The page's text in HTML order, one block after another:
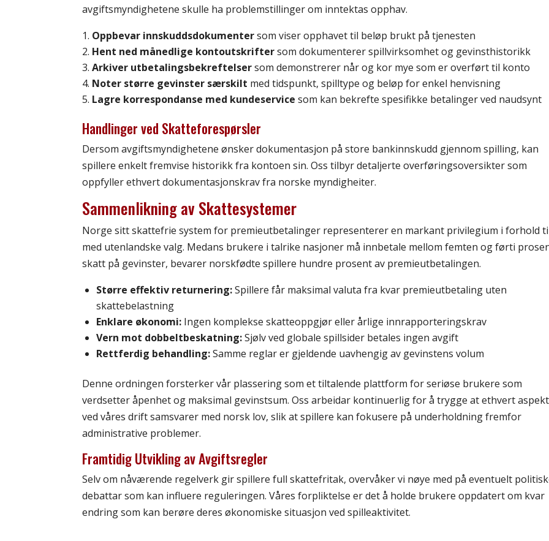
avgiftsmyndighetene skulle ha problemstillinger om inntektas opphav.
Oppbevar innskuddsdokumentersom viser opphavet til beløp brukt på tjenesten
Hent ned månedlige kontoutskriftersom dokumenterer spillvirksomhet og gevinsthistorikk
Arkiver utbetalingsbekreftelsersom demonstrerer når og kor mye som er overført til konto
Noter større gevinster særskilt med tidspunkt, spilltype og beløp for enkel henvisning
Lagre korrespondanse med kundeservice som kan bekrefte spesifikke betalinger ved naudsynt
Handlinger ved Skatteforespørsler
Dersom avgiftsmyndighetene ønsker dokumentasjon på store bankinnskudd gjennom spilling, kan
spillere enkelt fremvise historikk fra kontoen sin. Oss tilbyr detaljerte overføringsoversikter som
oppfyller ethvert dokumentasjonskrav fra norske myndigheiter.
Sammenlikning av Skattesystemer
Norge sitt skattefrie system for premieutbetalinger representerer en markant privilegium i forhold
med utenlandske valg. Medans brukere i talrike nasjoner må innbetale mellom femten og førti
skatt på gevinster, bevarer norskfødte spillere hundre prosent av premieutbetalingen.
Større effektiv returnering:Spillere får maksimal valuta fra kvar premieutbetaling uten
skattebelastning
Enklare økonomi: Ingen komplekse skatteoppgjør eller årlige innrapporteringskrav
Vern mot dobbeltbeskatning:Sjølv ved globale spillsider betales ingen avgift
Rettferdig behandling:Samme reglar er gjeldende uavhengig av gevinstens volum
Denne ordningen forsterker vår plassering som et tiltalende plattform for seriøse brukere som
verdsetter åpenhet og maksimal gevinstsum. Oss arbeidar kontinuerlig for å trygge at ethvert
ved våres drift samsvarer med norsk lov, slik at spillere kan fokusere på underholdning fremfor
administrative problemer.
Framtidig Utvikling av Avgiftsregler
Selv om nåværende regelverk gir spillere full skattefritak, overvåker vi nøye med på eventuelt
debattar som kan influere reguleringen. Våres forpliktelse er det å holde brukere oppdatert om kvar
endring som kan berøre deres økonomiske situasjon ved spilleaktivitet.